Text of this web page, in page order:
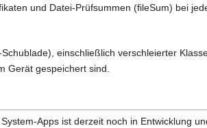
und Datei-Prüfsummen (fileSum) bei
einschließlich verschleierter
Gerät gespeichert sind.
Apps ist derzeit noch in Entwicklung